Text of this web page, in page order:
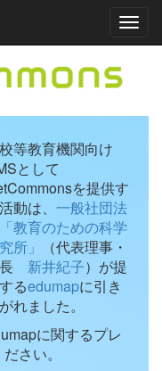
等教育機関向け
として
を提供す
動は、 一般社団法
教育のための科学
所」
（代表理事・
新井紀子）が提
るedumapに引き
れました。
に関するプレ
さい。